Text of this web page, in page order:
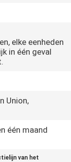
elke eenheden
in één geval
Union,
één maand
van het